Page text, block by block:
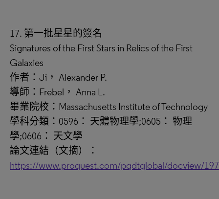
17. 第一批星星的簽名
Signatures of the First Stars in Relics of the First
Galaxies
作者：Ji， Alexander P.
導師：Frebel， Anna L.
畢業院校：Massachusetts Institute of Technology
學科分類：0596： 天體物理學;0605： 物理
學;0606： 天文學
論文連結（文摘）：
https://www.proquest.com/pqdtglobal/docview/